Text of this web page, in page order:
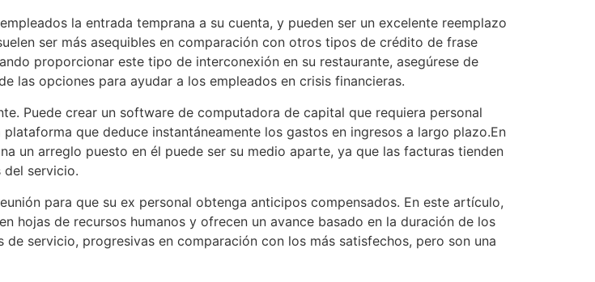
la entrada temprana a su cuenta, y pueden ser un excelente reemplazo
ser más asequibles en comparación con otros tipos de crédito de frase
proporcionar este tipo de interconexión en su restaurante, asegúrese de
las opciones para ayudar a los empleados en crisis financieras.
Puede crear un software de computadora de capital que requiera personal
que deduce instantáneamente los gastos en ingresos a largo plazo.En
un arreglo puesto en él puede ser su medio aparte, ya que las facturas tienden
servicio.
para que su ex personal obtenga anticipos compensados. En este artículo,
hojas de recursos humanos y ofrecen un avance basado en la duración de los
servicio, progresivas en comparación con los más satisfechos, pero son una